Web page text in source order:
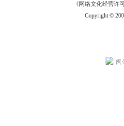
《网络文化经营许
Copyright ©
闽